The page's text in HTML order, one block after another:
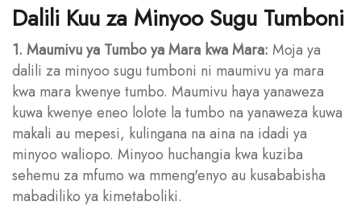
Dalili Kuu za Minyoo Sugu Tumboni
1. Maumivu ya Tumbo ya Mara kwa Mara: Moja ya
dalili za minyoo sugu tumboni ni maumivu ya mara
kwa mara kwenye tumbo. Maumivu haya yanaweza
kuwa kwenye eneo lolote la tumbo na yanaweza kuwa
makali au mepesi, kulingana na aina na idadi ya
minyoo waliopo. Minyoo huchangia kwa kuziba
sehemu za mfumo wa mmeng'enyo au kusababisha
mabadiliko ya kimetaboliki.